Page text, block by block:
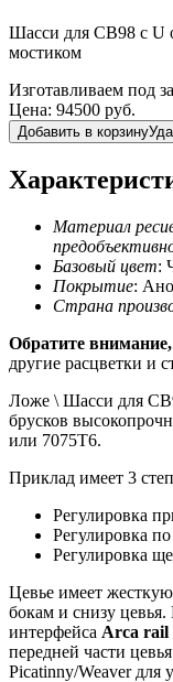
Шасси для СВ98 с U
мостиком
Изготавливаем под
Цена: 94500 руб.
Добавить в корзину
Материал
Базовый цвет:
Покрытие:
Страна
Обратите внимание,
другие расцветки и
Ложе \ Шасси для
брусков
или 7075T6.
Приклад имеет 3
Регулировка
Регулировка
Регулировка
Цевье имеет
бокам и снизу
интерфейса Arca rail
передней части
Picatinny/Weaver для